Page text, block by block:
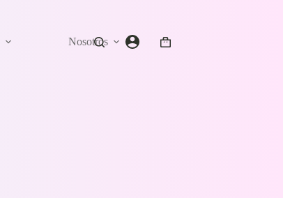
Nosotros
Carro